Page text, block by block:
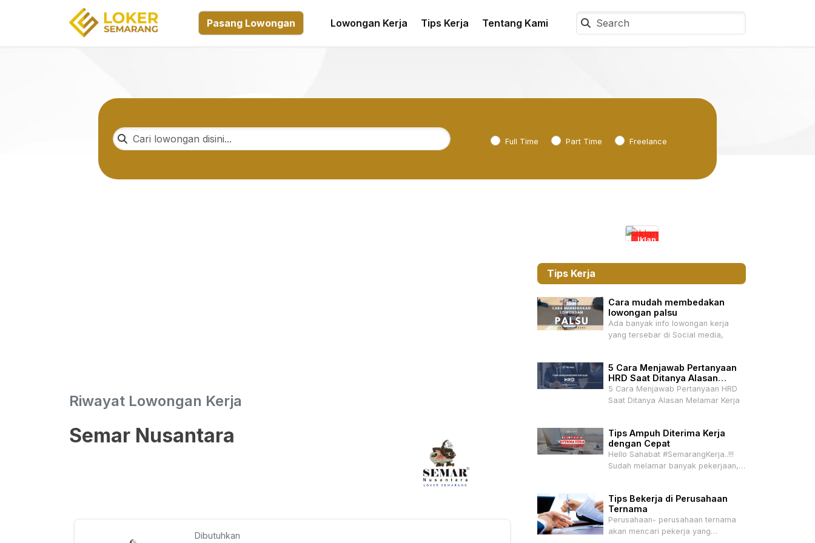
Pasang Lowongan Lowongan Kerja Tips Kerja Tentang Kami
Full Time Part Time Freelance
Riwayat Lowongan Kerja
Semar Nusantara
Dibutuhkan
Iklan
Tips Kerja
Cara mudah membedakan
lowongan palsu
Ada banyak info lowongan kerja
yang tersebar di Social media,
5 Cara Menjawab Pertanyaan
HRD Saat Ditanya Alasan
Melamar Kerja
5 Cara Menjawab Pertanyaan HRD
Saat Ditanya Alasan Melamar Kerja
Tips Ampuh Diterima Kerja
dengan Cepat
Hello Sahabat #SemarangKerja..!!!
Sudah melamar banyak pekerjaan,
Tips Bekerja di Perusahaan
Ternama
Perusahaan- perusahaan ternama
akan mencari pekerja yang